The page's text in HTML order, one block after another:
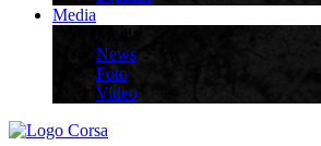
Media
News
Foto
Video